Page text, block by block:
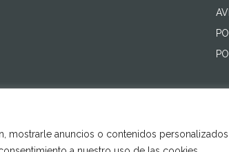
mostrarle anuncios o contenidos